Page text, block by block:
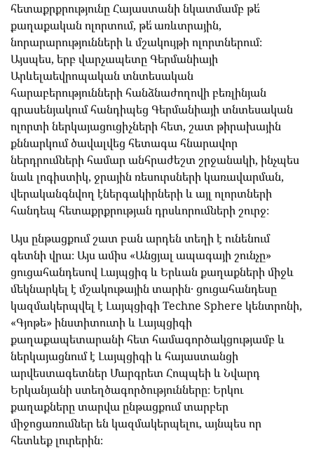
հետաքրքրությունը Հայաստանի նկատմամբ թե՛
քաղաքական ոլորտում, թե՛ առևտրային,
նորարարությունների և մշակույթի ոլորտներում։
Այսպես, երբ վարչապետը Գերմանիայի
Արևելաեվրոպական տնտեսական
հարաբերությունների հանձնաժողովի բեռլինյան
գրասենյակում հանդիպեց Գերմանիայի տնտեսական
ոլորտի ներկայացուցիչների հետ, շատ թիրախային
քննարկում ծավալվեց հետագա հնարավոր
ներդրումների համար անհրաժեշտ շրջանակի, ինչպես
նաև լոգիստիկ, ջրային ռեսուրսների կառավարման,
վերականգնվող էներգակիրների և այլ ոլորտների
հանդեպ հետաքրքրության դրսևորումների շուրջ։
Այս ընթացքում շատ բան արդեն տեղի է ունենում
գետնի վրա։ Այս ամիս «Անցյալ ապագայի շունչը»
ցուցահանդեսով Լայպցիգ և Երևան քաղաքների միջև
մեկնարկել է մշակութային տարին․ ցուցահանդեսը
կազմակերպվել է Լայպցիգի Techne Sphere կենտրոնի,
«Գյոթե» ինստիտուտի և Լայպցիգի
քաղաքապետարանի հետ համագործակցությամբ և
ներկայացնում է Լայպցիգի և հայաստանցի
արվեստագետներ Մարգրետ Հոպպեի և Նվարդ
Երկանյանի ստեղծագործությունները։ Երկու
քաղաքները տարվա ընթացքում տարբեր
միջոցառումներ են կազմակերպելու, այնպես որ
հետևեք լուրերին։